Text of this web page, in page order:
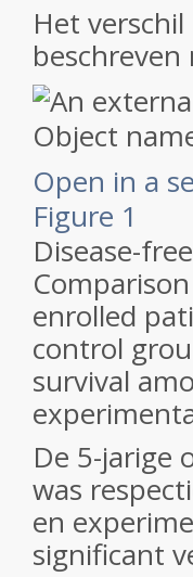
Het
Open in a
Figure 1
Disease-
enrolled
control
survival
De 5-jarige
was
en
significant